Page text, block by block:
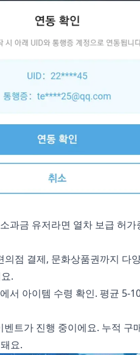
과금 유저라면 열차 보급 허
점 결제, 문화상품권까지 다
.
서 아이템 수령 확인. 평균 5-
트가 진행 중이에요. 누적 구
요.